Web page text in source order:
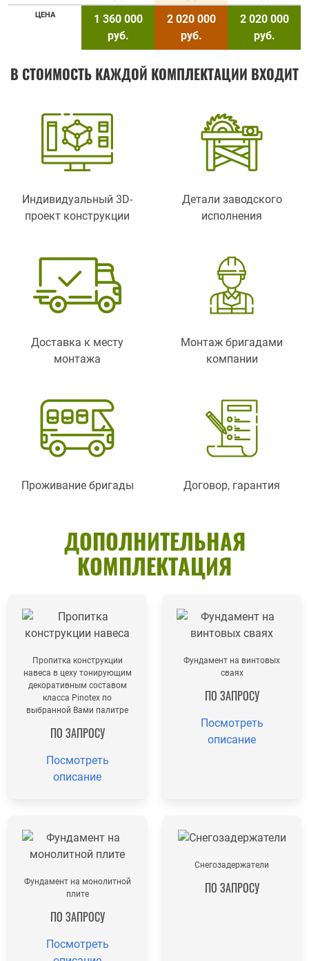
ЦЕНА
1 360 000
руб.
2 020 000
руб.
2 020 000
руб.
В СТОИМОСТЬ КАЖДОЙ КОМПЛЕКТАЦИИ ВХОДИТ
Индивидуальный 3D-
проект конструкции
Детали заводского
исполнения
Доставка к месту
монтажа
Монтаж бригадами
компании
Проживание бригады Договор, гарантия
ДОПОЛНИТЕЛЬНАЯ
КОМПЛЕКТАЦИЯ
Пропитка конструкции
навеса в цеху тонирующим
декоративным составом
класса Pinotex по
выбранной Вами палитре
ПО ЗАПРОСУ
Посмотреть
описание
Фундамент на винтовых
сваях
ПО ЗАПРОСУ
Посмотреть
описание
Фундамент на монолитной
плите
ПО ЗАПРОСУ
Посмотреть
Снегозадержатели
ПО ЗАПРОСУ